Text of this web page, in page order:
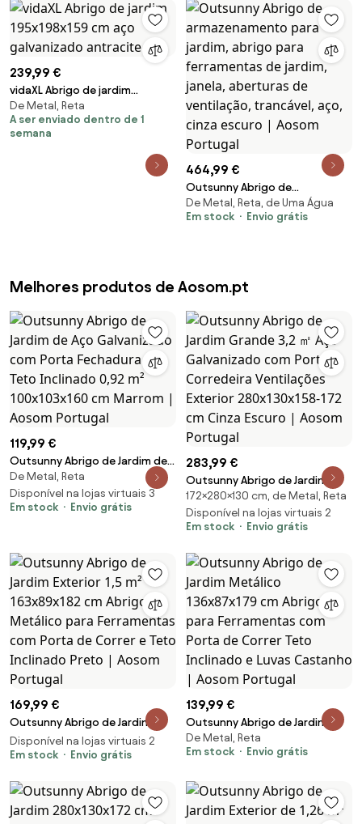
Preto | Aosom Portugal
239,99 €
vidaXL Abrigo de jardim
195x198x159 cm aço
galvanizado antracite
De Metal, Reta
A ser enviado dentro de 1
semana
464,99 €
Outsunny Abrigo de
armazenamento para jardim,
abrigo para ferramentas de
De Metal, Reta, de Uma Água
Em stock
Envio grátis
Melhores produtos de Aosom.pt
119,99 €
Outsunny Abrigo de Jardim de
Aço Galvanizado com Porta
Fechadura e Teto Inclinado 0,92
m² 100x103x160 cm Marrom |
De Metal, Reta
Disponível na lojas virtuais 3
Em stock
Envio grátis
283,99 €
Outsunny Abrigo de Jardim
Grande 3,2 ㎡ Aço Galvanizado
com Porta Corredeira
Ventilações Exterior
Escuro | Aosom Portugal
172×280×130 cm, de Metal, Reta
Disponível na lojas virtuais 2
Em stock
Envio grátis
169,99 €
Outsunny Abrigo de Jardim
Exterior 1,5 m² 163x89x182 cm
Abrigo Metálico para
Correr e Teto Inclinado Preto |
Aosom Portugal
Disponível na lojas virtuais 2
Em stock
Envio grátis
139,99 €
Outsunny Abrigo de Jardim
Metálico 136x87x179 cm Abrigo
para Ferramentas com Porta de
Castanho | Aosom Portugal
De Metal, Reta
Em stock
Envio grátis